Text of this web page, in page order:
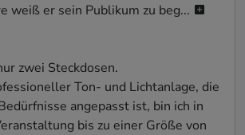
weiß er sein Publikum zu beg...
zwei Steckdosen.
Ton- und Lichtanlage, die
angepasst ist, bin ich in
bis zu einer Größe von